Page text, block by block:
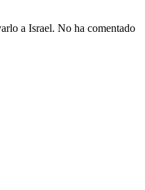
a Israel. No ha comentado